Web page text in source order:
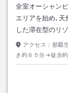
全室オーシャン
エリアを始め､
した滞在型のリ
アクセス： 那覇
き約６５分→徒歩